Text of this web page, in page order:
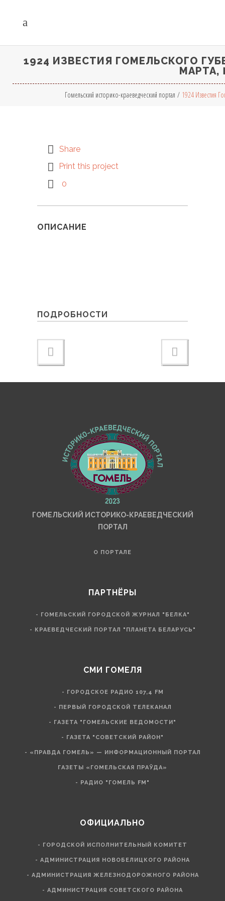
1924 ИЗВЕСТИЯ ГОМЕЛЬСКОГО
МАРТА,
Гомельский историко-краеведческий портал / 1924 Известия
Share
Print this project
0
ОПИСАНИЕ
ПОДРОБНОСТИ
ГОМЕЛЬСКИЙ ИСТОРИКО-КРАЕВЕДЧЕСКИЙ
ПОРТАЛ
О ПОРТАЛЕ
ПАРТНЁРЫ
- ГОМЕЛЬСКИЙ ГОРОДСКОЙ ЖУРНАЛ "БЕЛКА"
- КРАЕВЕДЧЕСКИЙ ПОРТАЛ "ПЛАНЕТА БЕЛАРУСЬ"
СМИ ГОМЕЛЯ
- ГОРОДСКОЕ РАДИО 107,4 FM
- ПЕРВЫЙ ГОРОДСКОЙ ТЕЛЕКАНАЛ
- ГАЗЕТА "ГОМЕЛЬСКИЕ ВЕДОМОСТИ"
- ГАЗЕТА "СОВЕТСКИЙ РАЙОН"
- «ПРАВДА ГОМЕЛЬ» — ИНФОРМАЦИОННЫЙ ПОРТАЛ
ГАЗЕТЫ «ГОМЕЛЬСКАЯ ПРАЎДА»
- РАДИО "ГОМЕЛЬ FM"
ОФИЦИАЛЬНО
- ГОРОДСКОЙ ИСПОЛНИТЕЛЬНЫЙ КОМИТЕТ
- АДМИНИСТРАЦИЯ НОВОБЕЛИЦКОГО РАЙОНА
- АДМИНИСТРАЦИЯ ЖЕЛЕЗНОДОРОЖНОГО РАЙОНА
- АДМИНИСТРАЦИЯ СОВЕТСКОГО РАЙОНА